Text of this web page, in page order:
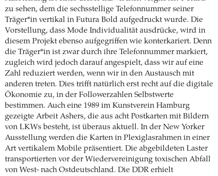
zu sehen, dem die sechsstellige Telefonnummer seiner
Träger*in vertikal in Futura Bold aufgedruckt wurde. Die
Vorstellung, dass Mode Individualität ausdrücke, wird in
diesem Projekt ebenso aufgegriffen wie konterkariert. Denn
die Träger*in ist zwar durch ihre Telefonnummer markiert,
zugleich wird jedoch darauf angespielt, dass wir auf eine
Zahl reduziert werden, wenn wir in den Austausch mit
anderen treten. Dies trifft natürlich erst recht auf die digitale
Ökonomie zu, in der Followerzahlen Selbstwerte
bestimmen. Auch eine 1989 im Kunstverein Hamburg
gezeigte Arbeit Ashers, die aus acht Postkarten mit Bildern
von LKWs besteht, ist überaus aktuell. In der New Yorker
Ausstellung werden die Karten in Plexiglasrahmen in einer
Art vertikalem Mobile präsentiert. Die abgebildeten Laster
transportierten vor der Wiedervereinigung toxischen Abfall
von West- nach Ostdeutschland. Die DDR erhielt